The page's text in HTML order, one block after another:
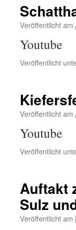
Veröffentlicht am
Youtube
Veröffentlicht
Veröffentlicht am
Youtube
Veröffentlicht
Auftakt
Sulz
Veröffentlicht am